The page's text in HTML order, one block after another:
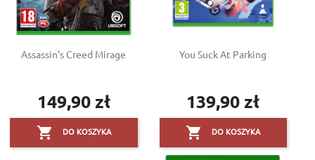
Assassin's Creed Mirage
Cena
149,90 zł
 DO KOSZYKA
You Suck At Parking
Cena
139,90 zł
 DO KOSZYKA